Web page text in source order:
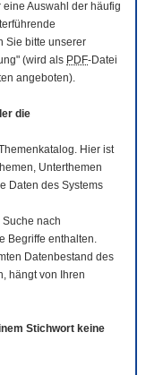
Auswahl der häufig
Sie bitte unserer
(wird als PDF-Datei
angeboten).
die
Hier ist
Unterthemen
Daten des Systems
nach
Begriffe enthalten.
Datenbestand des
hängt von Ihren
Stichwort keine